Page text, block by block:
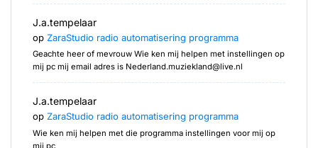
J.a.tempelaar
op ZaraStudio radio automatisering programma
Geachte heer of mevrouw Wie ken mij helpen met instellingen op
mij pc mij email adres is Nederland.muziekland@live.nl
J.a.tempelaar
op ZaraStudio radio automatisering programma
Wie ken mij helpen met die programma instellingen voor mij op
mij pc